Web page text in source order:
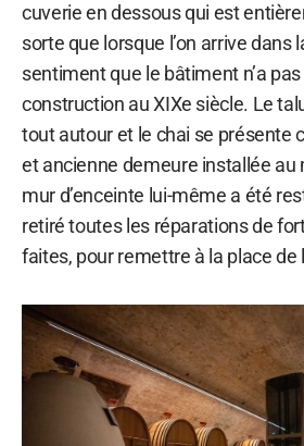
cuverie en dessous qui est
sorte que lorsque l’on arrive dans
sentiment que le bâtiment n’a
construction au XIXe siècle. Le
tout autour et le chai se présente
et ancienne demeure installée au
mur d’enceinte lui-même a été
retiré toutes les réparations de
faites, pour remettre à la place de